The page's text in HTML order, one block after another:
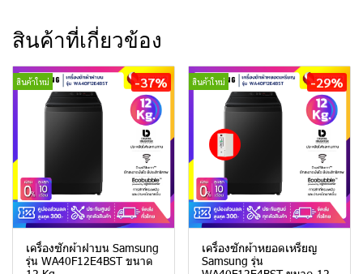
สินค้าที่เกี่ยวข้อง
สินค้าใหม่ -37%
เครื่องซักผ้าฝาบน Samsung
รุ่น WA40F12E4BST ขนาด
สินค้าใหม่ -29%
เครื่องซักผ้าหยอดเหรียญ
Samsung รุ่น